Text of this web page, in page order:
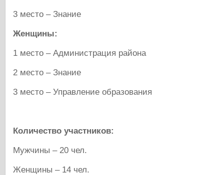
3 место – Знание
Женщины:
1 место – Администрация района
2 место – Знание
3 место – Управление образования
Количество участников:
Мужчины – 20 чел.
Женщины – 14 чел.